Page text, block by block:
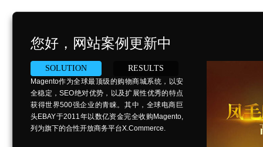
您好，网站案例更新中
SOLUTION RESULTS
Magento作为全球最顶级的购物商城系统，以安
全稳定，SEO绝对优势，以及扩展性优秀的特点
获得世界500强企业的青睐。其中，全球电商巨
头EBAY于2011年以数亿资金完全收购Magento,
列为旗下的合性开放商务平台X.Commerce.